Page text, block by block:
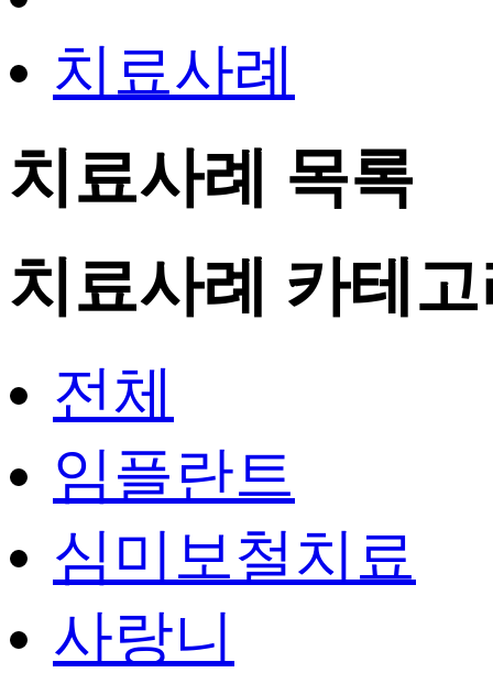
치료사례
치료사례 목록
치료사례 카테
전체
임플란트
심미보철치료
사랑니